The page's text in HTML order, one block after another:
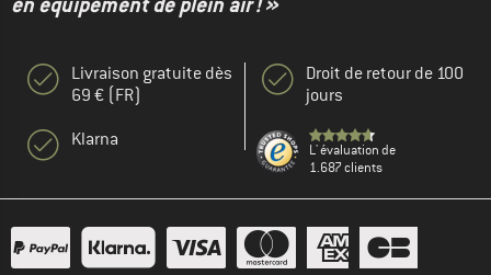
Livraison gratuite dès
69 € (FR)
Klarna
Droit de retour de 100
jours
L' évaluation de
1.687 clients